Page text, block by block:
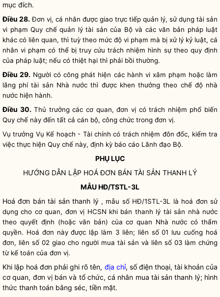
mục đích.
Điều 28. Đơn vị, cá nhân được giao trực tiếp quản lý, sử dụng tài sản
vi phạmQuy chế quản lý tài sản của Bộ và các văn bản pháp luật
khác có liên quan, thì tuỳ theo mức độ vi phạm mà bị xử lý kỷ luật, cá
nhân vi phạm có thể bị truy cứu trách nhiệm hình sự theo quy định
của pháp luật; nếu có thiệt hại thì phải bồi thường.
Điều 29. Người có công phát hiện các hành vi xâm phạm hoặc làm
lãng phí tài sản Nhà nước thì được khen thưởng theo chế độ nhà
nước hiện hành.
Điều 30. Thủ trưởng các cơ quan, đơn vị có trách nhiệm phổ biến
Quy chế này đến tất cả cán bộ, công chức trong đơn vị.
Vụ trưởng Vụ Kế hoạch - Tài chính có trách nhiệm đôn đốc, kiểm tra
việc thực hiện Quy chế này, định kỳ báo cáo Lãnh đạo Bộ.
PHỤ LỤC
HƯỚNG DẪN LẬP HOÁ ĐƠN BÁN TÀI SẢN THANH LÝ
MẪU HĐ/TSTL-3L
Hoá đơn bán tài sản thanh lý , mẫu số HĐ/1STL-3L là hoá đơn sử
dụng cho cơ quan, đơn vị HCSN khi bán thanh lý tài sản nhà nước
theo quyết định (hoặc văn bản) của cơ quan Nhà nước có thẩm
quyền. Hoá đơn này được lập làm 3 liên; liên số 01 lưu cuống hoá
đơn, liên số 02 giao cho người mua tài sản và liên số 03 làm chứng
từ kế toán của đơn vị.
Khi lập hoá đơn phải ghi rõ tên, địa chỉ, số điện thoại, tài khoản của
cơ quan, đơn vị bán và tổ chức, cá nhân mua tài sản thanh lý; hình
thức thanh toán bằng séc, tiền mặt.